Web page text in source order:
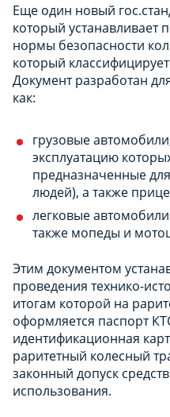
Еще один новый
который устанавливает
нормы безопасности
который
Документ разработан
как:
грузовые
эксплуатацию
предназначенные
людей), а также
легковые
также мопеды и
Этим документом
проведения технико-
итогам которой на
оформляется паспорт
идентификационная
раритетный колесный
законный допуск
использования.